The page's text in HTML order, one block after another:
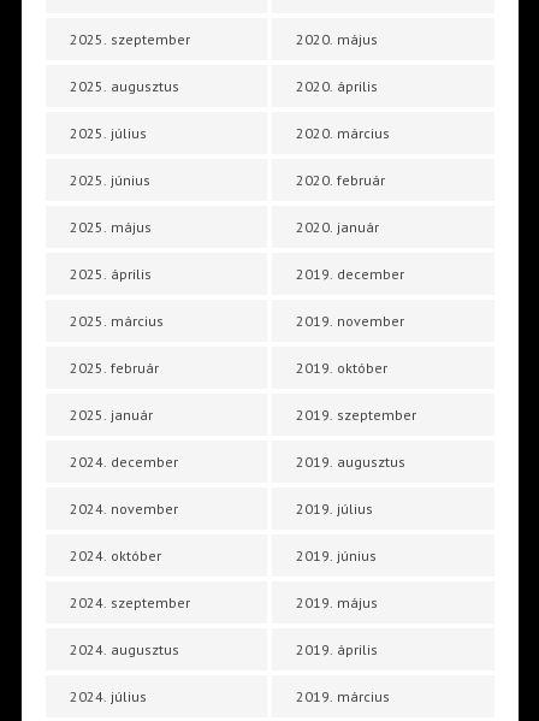
2025. szeptember
2025. augusztus
2025. július
2025. június
2025. május
2025. április
2025. március
2025. február
2025. január
2024. december
2024. november
2024. október
2024. szeptember
2024. augusztus
2024. július
2020. május
2020. április
2020. március
2020. február
2020. január
2019. december
2019. november
2019. október
2019. szeptember
2019. augusztus
2019. július
2019. június
2019. május
2019. április
2019. március